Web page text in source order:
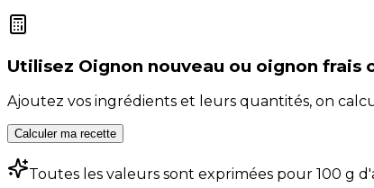
Utilisez Oignon nouveau ou oignon
Ajoutez vos ingrédients et leurs quantités, on
Calculer ma recette
Toutes les valeurs sont exprimées pour 100 g